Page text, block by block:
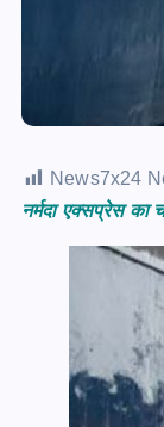
News7x24
नर्मदा एक्सप्रेस का